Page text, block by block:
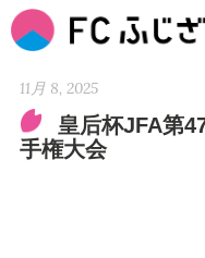
11月 8, 2025
皇后杯JFA第
手権大会